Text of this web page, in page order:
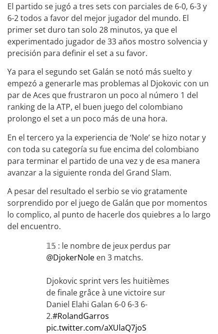
El partido se jugó a tres sets con parciales de 6-0, 6-3 y
6-2 todos a favor del mejor jugador del mundo. El
primer set duro tan solo 28 minutos, ya que el
experimentado jugador de 33 años mostro solvencia y
precisión para definir el set a su favor.
Ya para el segundo set Galán se notó más suelto y
empezó a generarle mas problemas al Djokovic con un
par de Aces que frustraron un poco al número 1 del
ranking de la ATP, el buen juego del colombiano
prolongo el set a un poco más de una hora.
En el tercero ya la experiencia de ‘Nole’ se hizo notar y
con toda su categoría su fue encima del colombiano
para terminar el partido de una vez y de esa manera
avanzar a la siguiente ronda del Grand Slam.
A pesar del resultado el serbio se vio gratamente
sorprendido por el juego de Galán que por momentos
lo complico, al punto de hacerle dos quiebres a lo largo
del encuentro.
𝟙𝟝 : le nombre de jeux perdus par
@DjokerNole en 3 matchs.
Djokovic sprint vers les huitièmes
de finale grâce à une victoire sur
Daniel Elahi Galan 6-0 6-3 6-
2.#RolandGarros
pic.twitter.com/aXUlaQ7joS